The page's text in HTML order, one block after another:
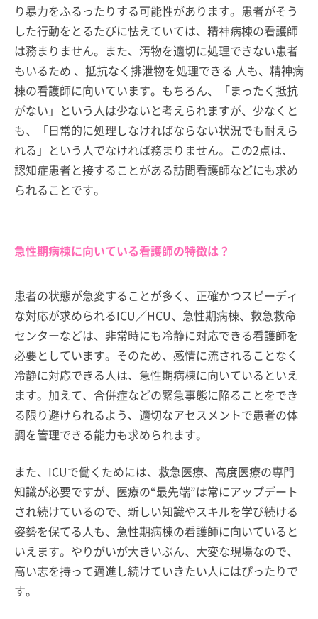
り暴力をふるったりする可能性があります。患者がそう
した行動をとるたびに怯えていては、精神病棟の看護師
は務まりません。また、汚物を適切に処理できない患者
もいるため 、抵抗なく排泄物を処理できる 人も、精神病
棟の看護師に向いています。もちろん、「まったく抵抗
がない」という人は少ないと考えられますが、少なくと
も、「日常的に処理しなければならない状況でも耐えら
れる」という人でなければ務まりません。この2点は、
認知症患者と接することがある訪問看護師などにも求め
られることです。
急性期病棟に向いている看護師の特徴は？
患者の状態が急変することが多く、正確かつスピーディ
な対応が求められるICU／HCU、急性期病棟、救急救命
センターなどは、非常時にも冷静に対応できる看護師を
必要としています。そのため、感情に流されることなく
冷静に対応できる人は、急性期病棟に向いているといえ
ます。加えて、合併症などの緊急事態に陥ることをでき
る限り避けられるよう、適切なアセスメントで患者の体
調を管理できる能力も求められます。
また、ICUで働くためには、救急医療、高度医療の専門
知識が必要ですが、医療の“最先端”は常にアップデート
され続けているので、新しい知識やスキルを学び続ける
姿勢を保てる人も、急性期病棟の看護師に向いていると
いえます。やりがいが大きいぶん、大変な現場なので、
高い志を持って邁進し続けていきたい人にはぴったりで
す。